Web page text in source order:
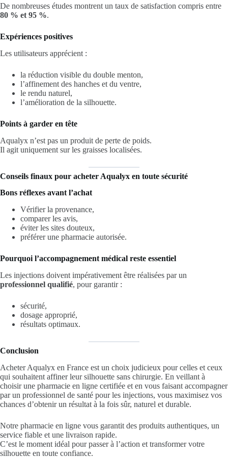
De nombreuses études montrent un taux de satisfaction compris entre
80 % et 95 %.
Expériences positives
Les utilisateurs apprécient :
la réduction visible du double menton,
l’affinement des hanches et du ventre,
le rendu naturel,
l’amélioration de la silhouette.
Points à garder en tête
Aqualyx n’est pas un produit de perte de poids.
Il agit uniquement sur les graisses localisées.
Conseils finaux pour acheter Aqualyx en toute sécurité
Bons réflexes avant l’achat
Vérifier la provenance,
comparer les avis,
éviter les sites douteux,
préférer une pharmacie autorisée.
Pourquoi l’accompagnement médical reste essentiel
Les injections doivent impérativement être réalisées par un
professionnel qualifié, pour garantir :
sécurité,
dosage approprié,
résultats optimaux.
Conclusion
Acheter Aqualyx en France est un choix judicieux pour celles et ceux
qui souhaitent affiner leur silhouette sans chirurgie. En veillant à
choisir une pharmacie en ligne certifiée et en vous faisant accompagner
par un professionnel de santé pour les injections, vous maximisez vos
chances d’obtenir un résultat à la fois sûr, naturel et durable.
Notre pharmacie en ligne vous garantit des produits authentiques, un
service fiable et une livraison rapide.
C’est le moment idéal pour passer à l’action et transformer votre
silhouette en toute confiance.